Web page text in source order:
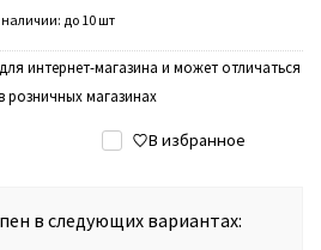
до 10 шт
интернет-магазина и может отличаться
розничных магазинах
В избранное
в следующих вариантах: